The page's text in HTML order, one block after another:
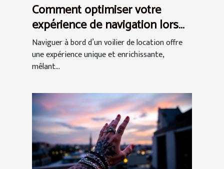
Comment optimiser votre
expérience de navigation lors
d'une location de voilier ?
Naviguer à bord d’un voilier de location offre
une expérience unique et enrichissante,
mêlant...